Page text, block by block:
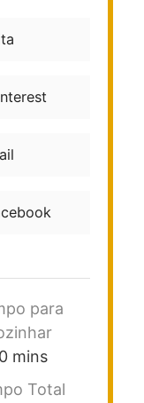
para
mins
Total